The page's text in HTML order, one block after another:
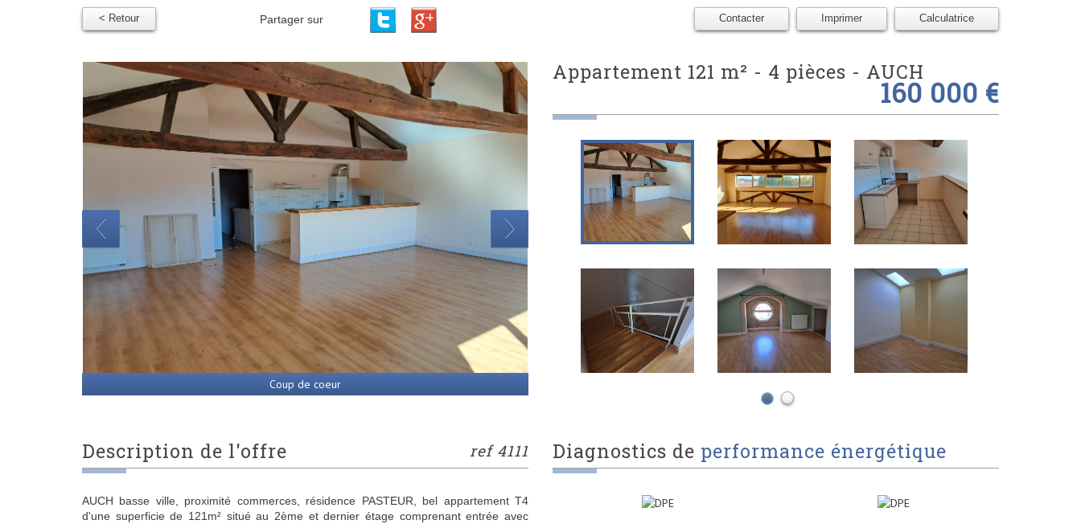
< Retour Partager sur Contacter Imprimer Calculatrice
Coup de coeur
appartement 121 m² - 4 pièces - AUCH
160 000 €
description de l'offre ref 4111
AUCH basse ville, proximité commerces, résidence PASTEUR, bel appartement T4
d'une superficie de 121m² situé au 2ème et dernier étage comprenant entrée avec
diagnostics de performance énergétique